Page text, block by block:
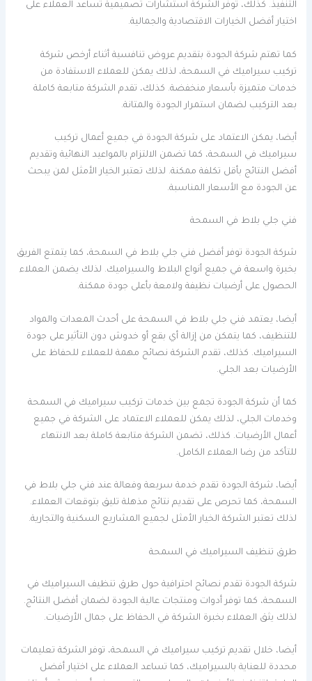
التنفيذ. كذلك، توفر الشركة استشارات تصميمية تساعد العملاء على
اختيار أفضل الخيارات الاقتصادية والجمالية.
كما تهتم شركة الجودة بتقديم عروض تنافسية أثناء أرخص شركة
تركيب سيراميك في السمحة، لذلك يمكن للعملاء الاستفادة من
خدمات متميزة بأسعار منخفضة. كذلك، تقدم الشركة متابعة كاملة
بعد التركيب لضمان استمرار الجودة والمتانة.
أيضا، يمكن الاعتماد على شركة الجودة في جميع أعمال تركيب
سيراميك في السمحة، كما تضمن الالتزام بالمواعيد النهائية وتقديم
أفضل النتائج بأقل تكلفة ممكنة. لذلك تعتبر الخيار الأمثل لمن يبحث
عن الجودة مع الأسعار المناسبة.
فني جلي بلاط في السمحة
شركة الجودة توفر أفضل فني جلي بلاط في السمحة، كما يتمتع الفريق
بخبرة واسعة في جميع أنواع البلاط والسيراميك. لذلك يضمن العملاء
الحصول على أرضيات نظيفة ولامعة بأعلى جودة ممكنة.
أيضا، يعتمد فني جلي بلاط في السمحة على أحدث المعدات والمواد
للتنظيف، كما يتمكن من إزالة أي بقع أو خدوش دون التأثير على جودة
السيراميك. كذلك، تقدم الشركة نصائح مهمة للعملاء للحفاظ على
الأرضيات بعد الجلي.
كما أن شركة الجودة تجمع بين خدمات تركيب سيراميك في السمحة
وخدمات الجلي، لذلك يمكن للعملاء الاعتماد على الشركة في جميع
أعمال الأرضيات. كذلك، تضمن الشركة متابعة كاملة بعد الانتهاء
للتأكد من رضا العملاء الكامل.
أيضا، شركة الجودة تقدم خدمة سريعة وفعالة عند فني جلي بلاط في
السمحة، كما تحرص على تقديم نتائج مذهلة تليق بتوقعات العملاء.
لذلك تعتبر الشركة الخيار الأمثل لجميع المشاريع السكنية والتجارية.
طرق تنظيف السيراميك في السمحة
شركة الجودة تقدم نصائح احترافية حول طرق تنظيف السيراميك في
السمحة، كما توفر أدوات ومنتجات عالية الجودة لضمان أفضل النتائج.
لذلك يثق العملاء بخبرة الشركة في الحفاظ على جمال الأرضيات.
أيضا، خلال تقديم تركيب سيراميك في السمحة، توفر الشركة تعليمات
محددة للعناية بالسيراميك، كما تساعد العملاء على اختيار أفضل